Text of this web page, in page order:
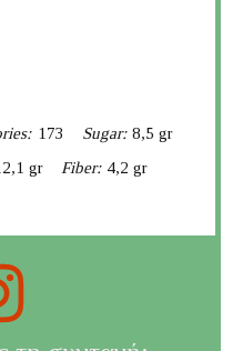
173 Sugar: 8,5 gr
gr Fiber: 4,2 gr